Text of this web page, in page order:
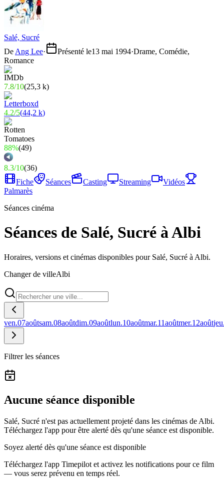
Salé, Sucré
De Ang Lee· Présenté le13 mai 1994·Drame, Comédie,
Romance
7.8/10(25,3 k)
4.2/5(44,2 k)
88%(49)
8.3/10(36)
Fiche
Séances Casting Streaming
Vidéos
Palmarès
Séances cinéma
Séances de Salé, Sucré à Albi
Horaires, versions et cinémas disponibles pour Salé, Sucré à Albi.
Changer de villeAlbi
ven.07aoûtsam.08aoûtdim.09aoûtlun.10aoûtmar.11aoûtmer.12août
Filtrer les séances
Aucune séance disponible
Salé, Sucré n'est pas actuellement projeté dans les cinémas de Albi.
Téléchargez l'app pour être alerté dès qu'une séance est disponible.
Soyez alerté dès qu'une séance est disponible
Téléchargez l'app Timepilot et activez les notifications pour ce film
— vous serez prévenu en temps réel.